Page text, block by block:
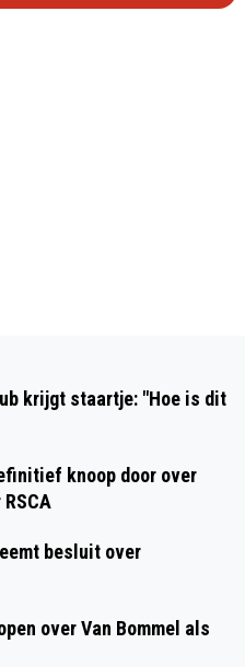
krijgt staartje: "Hoe is dit
knoop door over
besluit over
over Van Bommel als